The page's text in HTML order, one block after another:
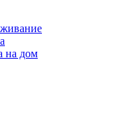
на дом